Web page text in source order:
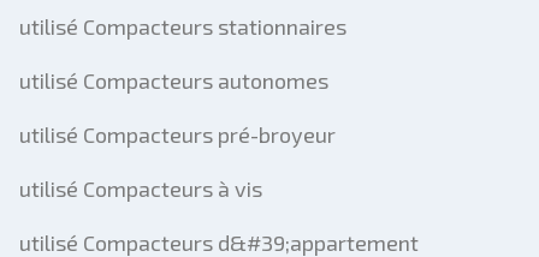
utilisé Compacteurs stationnaires
utilisé Compacteurs autonomes
utilisé Compacteurs pré-broyeur
utilisé Compacteurs à vis
utilisé Compacteurs d&#39;appartement